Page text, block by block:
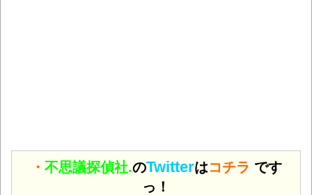
・ 不思議探偵社.のTwitterはコチラ です
っ！